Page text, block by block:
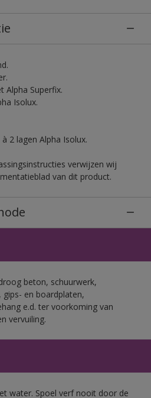
Alpha Superfix.
Isolux.
2 lagen Alpha Isolux.
verwijzen wij
van dit product.
beton, schuurwerk,
en boardplaten,
e.d. ter voorkoming van
vervuiling.
water. Spoel verf nooit door de